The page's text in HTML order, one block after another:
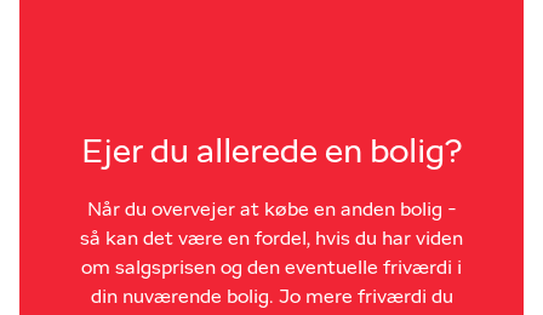
Ejer du allerede en bolig?
Når du overvejer at købe en anden bolig -
så kan det være en fordel, hvis du har viden
om salgsprisen og den eventuelle friværdi i
din nuværende bolig. Jo mere friværdi du